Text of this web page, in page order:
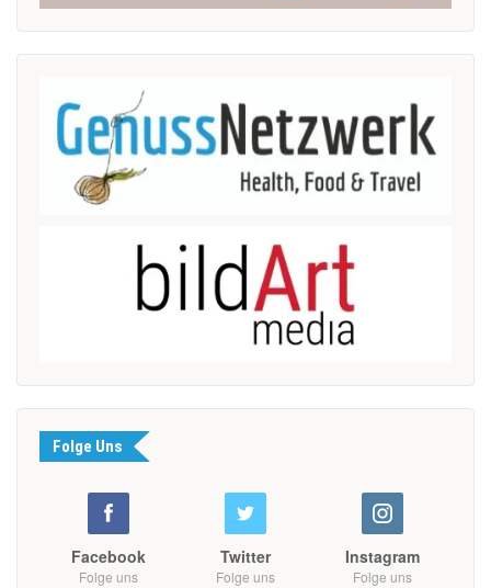
Folge Uns
Facebook
Folge uns
Twitter
Folge uns
Instagram
Folge uns